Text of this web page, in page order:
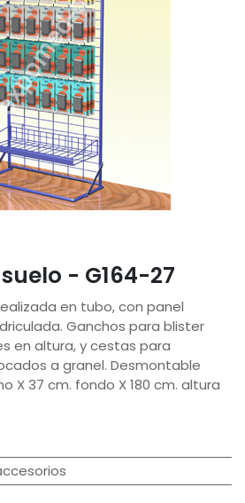
- G164-27
en tubo, con panel
Ganchos para blister
en altura, y cestas para
a granel. Desmontable
X 37 cm. fondo X 180 cm. altura